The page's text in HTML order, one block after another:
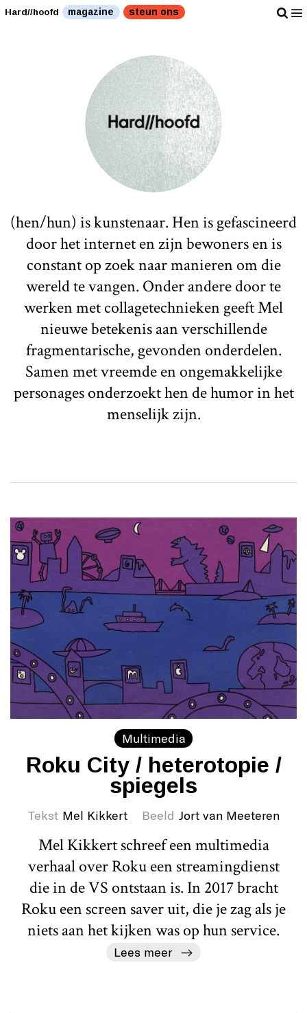
Hard//hoofd magazine steun ons
(hen/hun) is kunstenaar. Hen is gefascineerd
door het internet en zijn bewoners en is
constant op zoek naar manieren om die
wereld te vangen. Onder andere door te
werken met collagetechnieken geeft Mel
nieuwe betekenis aan verschillende
fragmentarische, gevonden onderdelen.
Samen met vreemde en ongemakkelijke
personages onderzoekt hen de humor in het
menselijk zijn.
Multimedia
Roku City / heterotopie /
spiegels
Tekst Mel Kikkert Beeld Jort van Meeteren
Mel Kikkert schreef een multimedia
verhaal over Roku een streamingdienst
die in de VS ontstaan is. In 2017 bracht
Roku een screen saver uit, die je zag als je
niets aan het kijken was op hun service.
Lees meer